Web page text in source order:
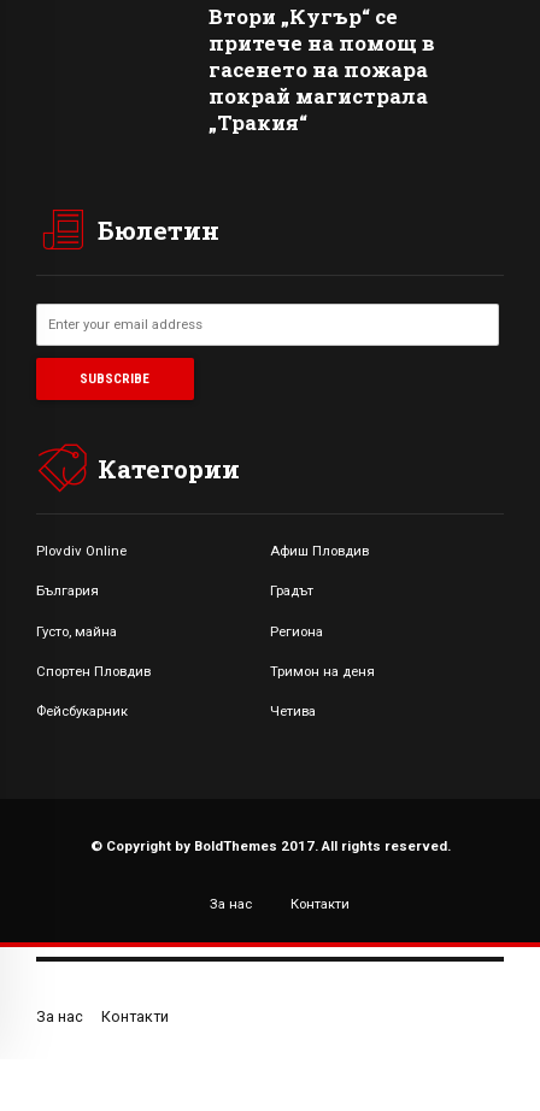
Втори „Кугър“ се
притече на помощ в
гасенето на пожара
покрай магистрала
„Тракия“
Бюлетин
Категории
Plovdiv Online Афиш Пловдив
България Градът
Густо, майна Региона
Спортен Пловдив Тримон на деня
Фейсбукарник Четива
© Copyright by BoldThemes 2017. All rights reserved.
За нас Контакти
За нас Контакти